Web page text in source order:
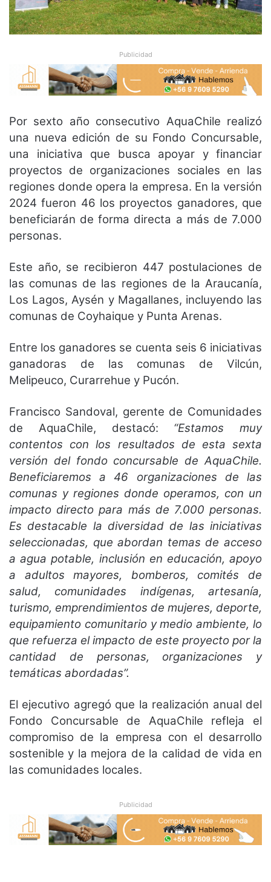
Publicidad
Por sexto año consecutivo AquaChile realizó
una nueva edición de su Fondo Concursable,
una iniciativa que busca apoyar y financiar
proyectos de organizaciones sociales en las
regiones donde opera la empresa. En la versión
2024 fueron 46 los proyectos ganadores, que
beneficiarán de forma directa a más de 7.000
personas.
Este año, se recibieron 447 postulaciones de
las comunas de las regiones de la Araucanía,
Los Lagos, Aysén y Magallanes, incluyendo las
comunas de Coyhaique y Punta Arenas.
Entre los ganadores se cuenta seis 6 iniciativas
ganadoras de las comunas de Vilcún,
Melipeuco, Curarrehue y Pucón.
Francisco Sandoval, gerente de Comunidades
de AquaChile, destacó: “Estamos muy
contentos con los resultados de esta sexta
versión del fondo concursable de AquaChile.
Beneficiaremos a 46 organizaciones de las
comunas y regiones donde operamos, con un
impacto directo para más de 7.000 personas.
Es destacable la diversidad de las iniciativas
seleccionadas, que abordan temas de acceso
a agua potable, inclusión en educación, apoyo
a adultos mayores, bomberos, comités de
salud, comunidades indígenas, artesanía,
turismo, emprendimientos de mujeres, deporte,
equipamiento comunitario y medio ambiente, lo
que refuerza el impacto de este proyecto por la
cantidad de personas, organizaciones y
temáticas abordadas”.
El ejecutivo agregó que la realización anual del
Fondo Concursable de AquaChile refleja el
compromiso de la empresa con el desarrollo
sostenible y la mejora de la calidad de vida en
las comunidades locales.
Publicidad